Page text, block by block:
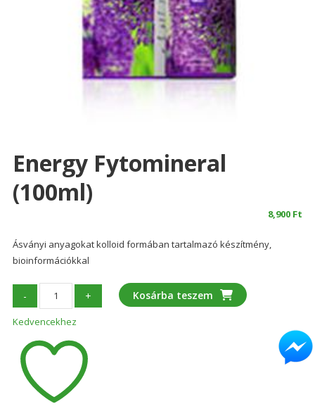
Energy Fytomineral
(100ml)
8,900 Ft
Ásványi anyagokat kolloid formában tartalmazó készítmény,
bioinformációkkal
-
Energy
Fytomineral
(100ml)
mennyiség
+ Kosárba teszem
Kedvencekhez